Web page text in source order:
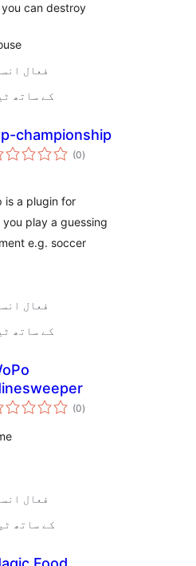
can destroy
60+ فعال
3.3.2 کے ساتھ
championship
(0مجموعی
درجہ
)
is a plugin for
play a guessing
e.g. soccer
60+ فعال
7.0.3 کے ساتھ
(0مجموعی
درجہ
)
50+ فعال
6.4.9 کے ساتھ